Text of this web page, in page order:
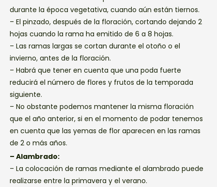
durante la época vegetativa, cuando aún están tiernos.
– El pinzado, después de la floración, cortando dejando 2
hojas cuando la rama ha emitido de 6 a 8 hojas.
– Las ramas largas se cortan durante el otoño o el
invierno, antes de la floración.
– Habrá que tener en cuenta que una poda fuerte
reducirá el número de flores y frutos de la temporada
siguiente.
– No obstante podemos mantener la misma floración
que el año anterior, si en el momento de podar tenemos
en cuenta que las yemas de flor aparecen en las ramas
de 2 o más años.
– Alambrado:
– La colocación de ramas mediante el alambrado puede
realizarse entre la primavera y el verano.